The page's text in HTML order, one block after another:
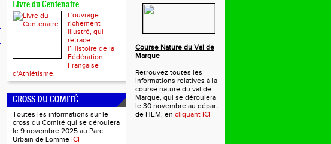
Livre du Centenaire
L'ouvrage
richement
illustré, qui
retrace
l’Histoire de la
Fédération
Française
d'Athlétisme.
CROSS DU COMITÉ
Toutes les informations sur le
cross du Comité qui se déroulera
le 9 novembre 2025 au Parc
Urbain de Lomme ICI
Course Nature du Val de
Marque
Retrouvez toutes les
informations relatives à la
course nature du val de
Marque, qui se déroulera
le 30 novembre au départ
de HEM, en cliquant ICI